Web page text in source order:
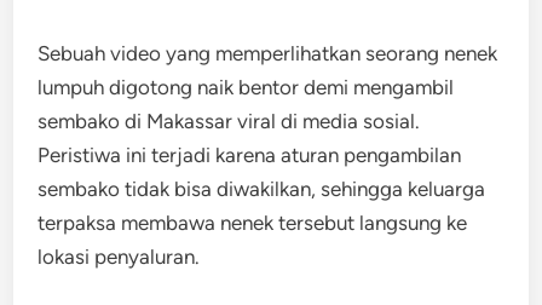
Sebuah video yang memperlihatkan seorang nenek
lumpuh digotong naik bentor demi mengambil
sembako di Makassar viral di media sosial.
Peristiwa ini terjadi karena aturan pengambilan
sembako tidak bisa diwakilkan, sehingga keluarga
terpaksa membawa nenek tersebut langsung ke
lokasi penyaluran.